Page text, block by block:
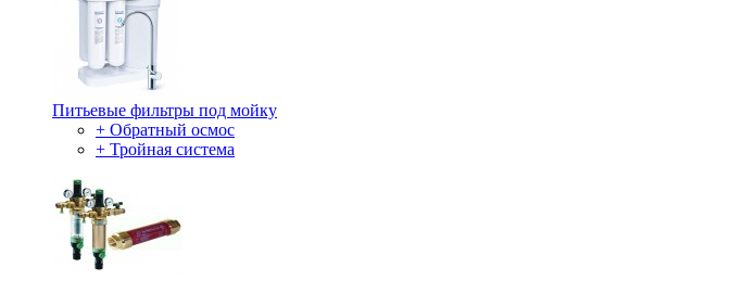
Питьевые фильтры под мойку
+ Обратный осмос
+ Тройная система